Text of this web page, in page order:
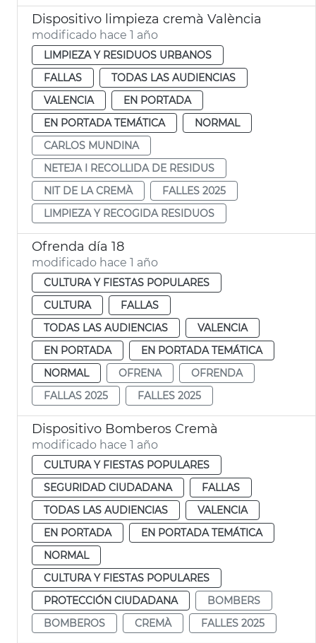
Dispositivo limpieza cremà València
modificado hace 1 año
LIMPIEZA Y RESIDUOS URBANOS
FALLAS
TODAS LAS AUDIENCIAS
VALENCIA
EN PORTADA
EN PORTADA TEMÁTICA
NORMAL
CARLOS MUNDINA
NETEJA I RECOLLIDA DE RESIDUS
NIT DE LA CREMÀ
FALLES 2025
LIMPIEZA Y RECOGIDA RESIDUOS
Ofrenda día 18
modificado hace 1 año
CULTURA Y FIESTAS POPULARES
CULTURA
FALLAS
TODAS LAS AUDIENCIAS
VALENCIA
EN PORTADA
EN PORTADA TEMÁTICA
NORMAL
OFRENA
OFRENDA
FALLAS 2025
FALLES 2025
Dispositivo Bomberos Cremà
modificado hace 1 año
CULTURA Y FIESTAS POPULARES
SEGURIDAD CIUDADANA
FALLAS
TODAS LAS AUDIENCIAS
VALENCIA
EN PORTADA
EN PORTADA TEMÁTICA
NORMAL
CULTURA Y FIESTAS POPULARES
PROTECCIÓN CIUDADANA
BOMBERS
BOMBEROS
CREMÀ FALLES 2025